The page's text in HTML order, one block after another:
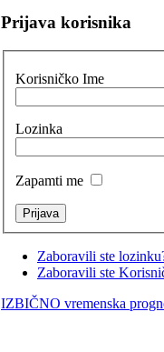
Prijava korisnika
Korisničko Ime
Lozinka
Zapamti me
Zaboravili ste
Zaboravili ste
IZBIČNO vremenska